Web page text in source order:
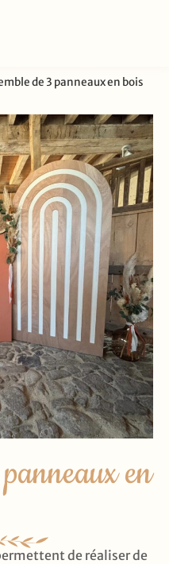
de 3 panneaux en bois
en
de réaliser de